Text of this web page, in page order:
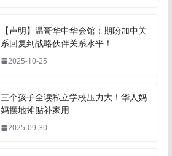
【声明】温哥华中华会馆：期盼加中关
系回复到战略伙伴关系水平！
2025-10-25
三个孩子全读私立学校压力大！华人妈
妈摆地摊贴补家用
2025-09-30